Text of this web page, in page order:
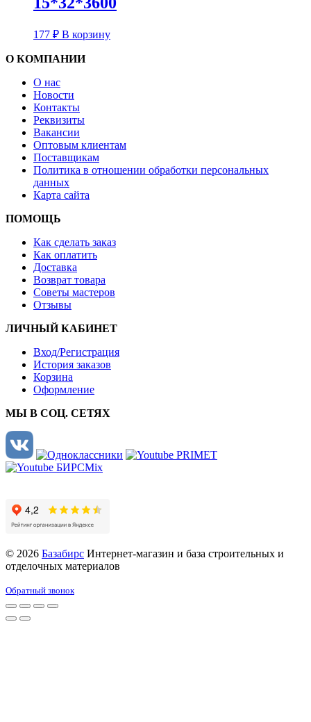
177 ₽ В корзину
О КОМПАНИИ
О нас
Новости
Контакты
Реквизиты
Вакансии
Оптовым клиентам
Поставщикам
Политика в отношении обработки персональных
данных
Карта сайта
ПОМОЩЬ
Как сделать заказ
Как оплатить
Доставка
Возврат товара
Советы мастеров
Отзывы
ЛИЧНЫЙ КАБИНЕТ
Вход/Регистрация
История заказов
Корзина
Оформление
МЫ В СОЦ. СЕТЯХ
© 2026 Базабирс Интернет-магазин и база строительных и
отделочных материалов
Обратный звонок